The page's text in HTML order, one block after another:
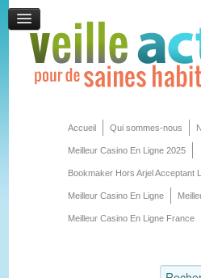
Accueil Qui sommes-nous
Meilleur Casino En Ligne 2025
Bookmaker Hors Arjel Acceptant
Meilleur Casino En Ligne
Meilleur Casino En Ligne France